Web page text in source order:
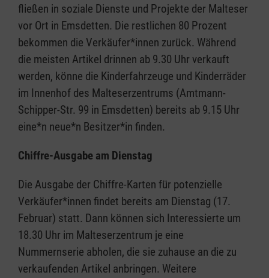
fließen in soziale Dienste und Projekte der Malteser
vor Ort in Emsdetten. Die restlichen 80 Prozent
bekommen die Verkäufer*innen zurück. Während
die meisten Artikel drinnen ab 9.30 Uhr verkauft
werden, könne die Kinderfahrzeuge und Kinderräder
im Innenhof des Malteserzentrums (Amtmann-
Schipper-Str. 99 in Emsdetten) bereits ab 9.15 Uhr
eine*n neue*n Besitzer*in finden.
Chiffre-Ausgabe am Dienstag
Die Ausgabe der Chiffre-Karten für potenzielle
Verkäufer*innen findet bereits am Dienstag (17.
Februar) statt. Dann können sich Interessierte um
18.30 Uhr im Malteserzentrum je eine
Nummernserie abholen, die sie zuhause an die zu
verkaufenden Artikel anbringen. Weitere